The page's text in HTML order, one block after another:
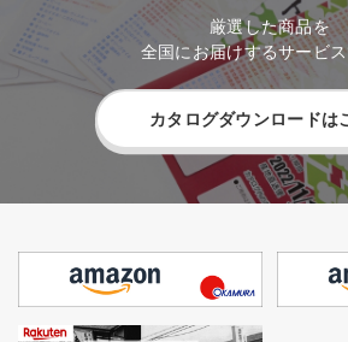
厳選した商品を
全国にお届けするサービ
カタログダウンロードは